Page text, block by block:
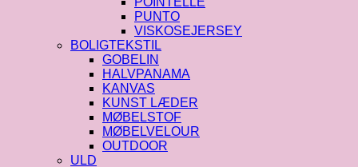
PUNTO
VISKOSEJERSEY
BOLIGTEKSTIL
GOBELIN
HALVPANAMA
KANVAS
KUNST LÆDER
MØBELSTOF
MØBELVELOUR
OUTDOOR
ULD